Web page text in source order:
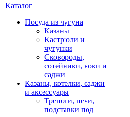
Каталог
Посуда из чугуна
Казаны
Кастрюли и
чугунки
Сковороды,
сотейники, воки и
саджи
Казаны, котелки, саджи
и аксессуары
Треноги, печи,
подставки под